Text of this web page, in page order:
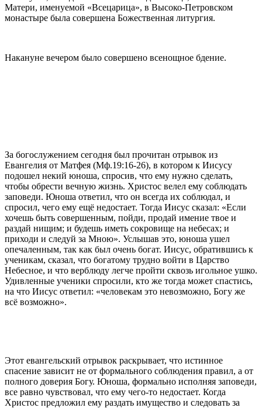
Матери, именуемой «Всецарица», в Высоко-Петровском
монастыре была совершена Божественная литургия.
Накануне вечером было совершено всенощное бдение.
За богослужением сегодня был прочитан отрывок из
Евангелия от Матфея (Мф.19:16-26), в котором к Иисусу
подошел некий юноша, спросив, что ему нужно сделать,
чтобы обрести вечную жизнь. Христос велел ему соблюдать
заповеди. Юноша ответил, что он всегда их соблюдал, и
спросил, чего ему ещё недостает. Тогда Иисус сказал: «Если
хочешь быть совершенным, пойди, продай имение твое и
раздай нищим; и будешь иметь сокровище на небесах; и
приходи и следуй за Мною». Услышав это, юноша ушел
опечаленным, так как был очень богат. Иисус, обратившись к
ученикам, сказал, что богатому трудно войти в Царство
Небесное, и что верблюду легче пройти сквозь игольное ушко.
Удивленные ученики спросили, кто же тогда может спастись,
на что Иисус ответил: «человекам это невозможно, Богу же
всё возможно».
Этот евангельский отрывок раскрывает, что истинное
спасение зависит не от формального соблюдения правил, а от
полного доверия Богу. Юноша, формально исполняя заповеди,
все равно чувствовал, что ему чего-то недостает. Когда
Христос предложил ему раздать имущество и следовать за